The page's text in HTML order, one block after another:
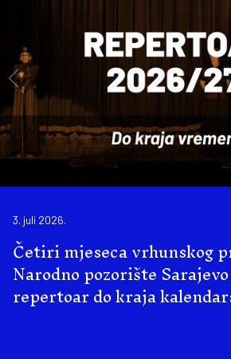
3. juli 2026.
Četiri mjeseca vrhunskog
Narodno pozorište
repertoar do kraja